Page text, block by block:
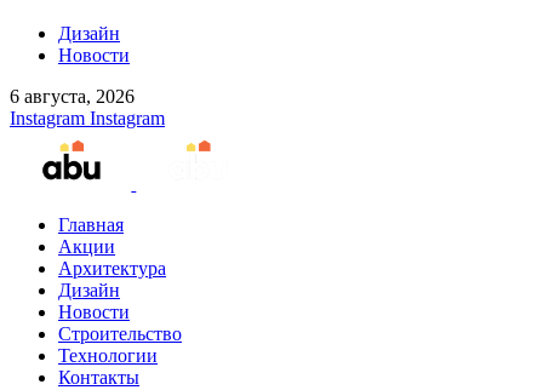
Дизайн
Новости
6 августа, 2026
Instagram Instagram
Главная
Акции
Архитектура
Дизайн
Новости
Строительство
Технологии
Контакты